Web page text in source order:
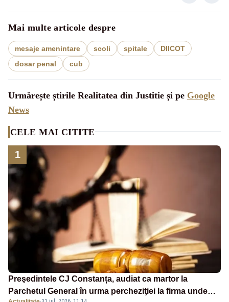
Mai multe articole despre
mesaje amenintare scoli spitale
DIICOT
dosar penal
cub
Urmărește știrile Realitatea din Justitie și pe Google
News
CELE MAI CITITE
1
Preşedintele CJ Constanța, audiat ca martor la
Parchetul General în urma percheziţiei la firma unde